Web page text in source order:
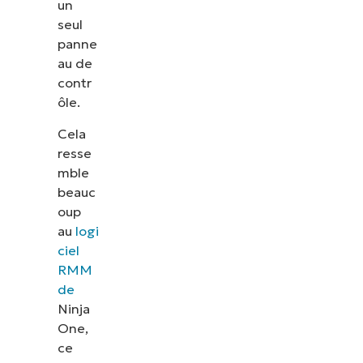
un
seul
panne
au de
contr
ôle.
Cela
resse
mble
beauc
oup
au logi
ciel
RMM
de
Ninja
One,
ce